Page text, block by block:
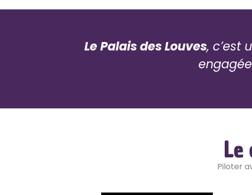
Le Palais des Louves, c’est
Le
Piloter